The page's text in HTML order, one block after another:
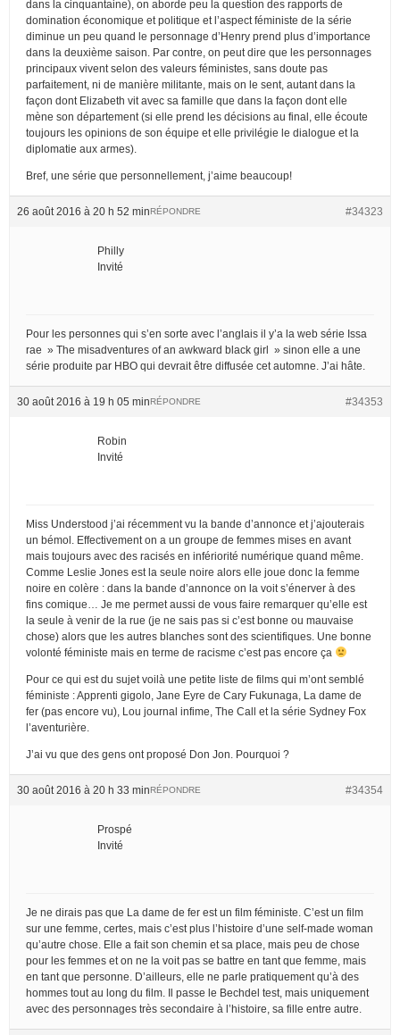
dans la cinquantaine), on aborde peu la question des rapports de
domination économique et politique et l’aspect féministe de la série
diminue un peu quand le personnage d’Henry prend plus d’importance
dans la deuxième saison. Par contre, on peut dire que les personnages
principaux vivent selon des valeurs féministes, sans doute pas
parfaitement, ni de manière militante, mais on le sent, autant dans la
façon dont Elizabeth vit avec sa famille que dans la façon dont elle
mène son département (si elle prend les décisions au final, elle écoute
toujours les opinions de son équipe et elle privilégie le dialogue et la
diplomatie aux armes).
Bref, une série que personnellement, j’aime beaucoup!
26 août 2016 à 20 h 52 min #34323
RÉPONDRE
Philly
Invité
Pour les personnes qui s’en sorte avec l’anglais il y’a la web série Issa
rae » The misadventures of an awkward black girl » sinon elle a une
série produite par HBO qui devrait être diffusée cet automne. J’ai hâte.
30 août 2016 à 19 h 05 min #34353
RÉPONDRE
Robin
Invité
Miss Understood j’ai récemment vu la bande d’annonce et j’ajouterais
un bémol. Effectivement on a un groupe de femmes mises en avant
mais toujours avec des racisés en infériorité numérique quand même.
Comme Leslie Jones est la seule noire alors elle joue donc la femme
noire en colère : dans la bande d’annonce on la voit s’énerver à des
fins comique… Je me permet aussi de vous faire remarquer qu’elle est
la seule à venir de la rue (je ne sais pas si c’est bonne ou mauvaise
chose) alors que les autres blanches sont des scientifiques. Une bonne
volonté féministe mais en terme de racisme c’est pas encore ça
Pour ce qui est du sujet voilà une petite liste de films qui m’ont semblé
féministe : Apprenti gigolo, Jane Eyre de Cary Fukunaga, La dame de
fer (pas encore vu), Lou journal infime, The Call et la série Sydney Fox
l’aventurière.
J’ai vu que des gens ont proposé Don Jon. Pourquoi ?
30 août 2016 à 20 h 33 min #34354
RÉPONDRE
Prospé
Invité
Je ne dirais pas que La dame de fer est un film féministe. C’est un film
sur une femme, certes, mais c’est plus l’histoire d’une self-made woman
qu’autre chose. Elle a fait son chemin et sa place, mais peu de chose
pour les femmes et on ne la voit pas se battre en tant que femme, mais
en tant que personne. D’ailleurs, elle ne parle pratiquement qu’à des
hommes tout au long du film. Il passe le Bechdel test, mais uniquement
avec des personnages très secondaire à l’histoire, sa fille entre autre.